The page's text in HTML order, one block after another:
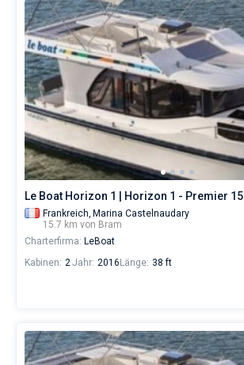
Le Boat Horizon 1 | Horizon 1 - Premier 15
Frankreich, Marina Castelnaudary
15.7 km von Bram
Charterfirma: LeBoat
Kabinen: 2Jahr: 2016 Länge: 38 ft